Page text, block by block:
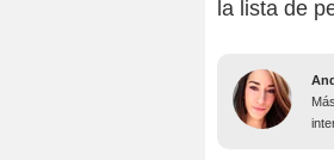
la lista de